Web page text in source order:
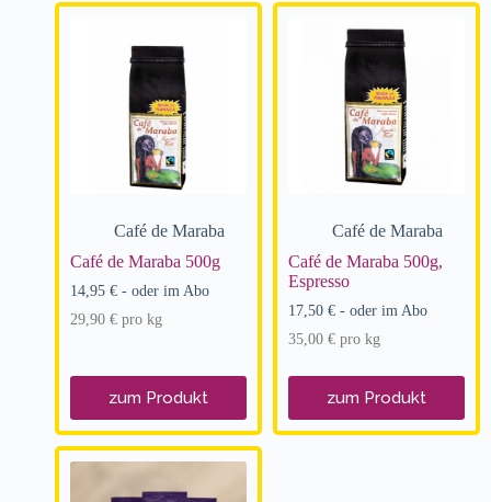
Café de Maraba
Café de Maraba 500g
14,95 € - oder im Abo
29,90 € pro kg
zum Produkt
Café de Maraba
Café de Maraba 500g,
Espresso
17,50 € - oder im Abo
35,00 € pro kg
zum Produkt